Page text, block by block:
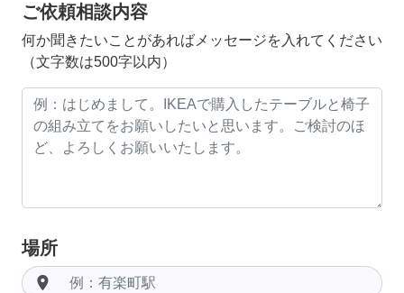
ご依頼相談内容
何か聞きたいことがあればメッセージを入れてください
（文字数は500字以内）
場所
room